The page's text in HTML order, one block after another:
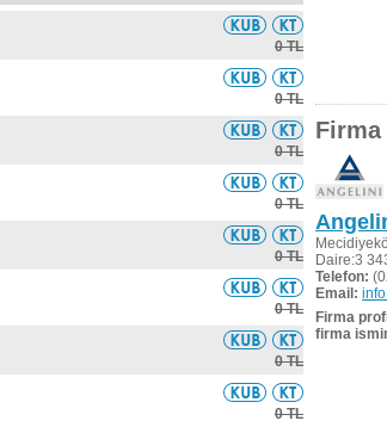
0 TL
0 TL
0 TL
0 TL
0 TL
0 TL
0 TL
0 TL
Daire:3
Telefon:
Email:
Firma
firma